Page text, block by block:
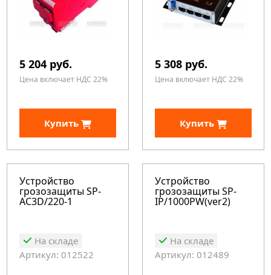
5 204 руб.
Цена включает НДС 22%
Купить
5 308 руб.
Цена включает НДС 22%
Купить
Устройство
грозозащиты SP-
AC3D/220-1
На складе
Артикул: 012522
Устройство
грозозащиты SP-
IP/1000PW(ver2)
На складе
Артикул: 012489